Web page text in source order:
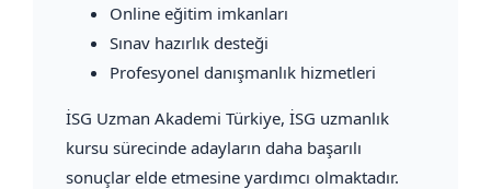
Online eğitim imkanları
Sınav hazırlık desteği
Profesyonel danışmanlık hizmetleri
İSG Uzman Akademi Türkiye, İSG uzmanlık
kursu sürecinde adayların daha başarılı
sonuçlar elde etmesine yardımcı olmaktadır.